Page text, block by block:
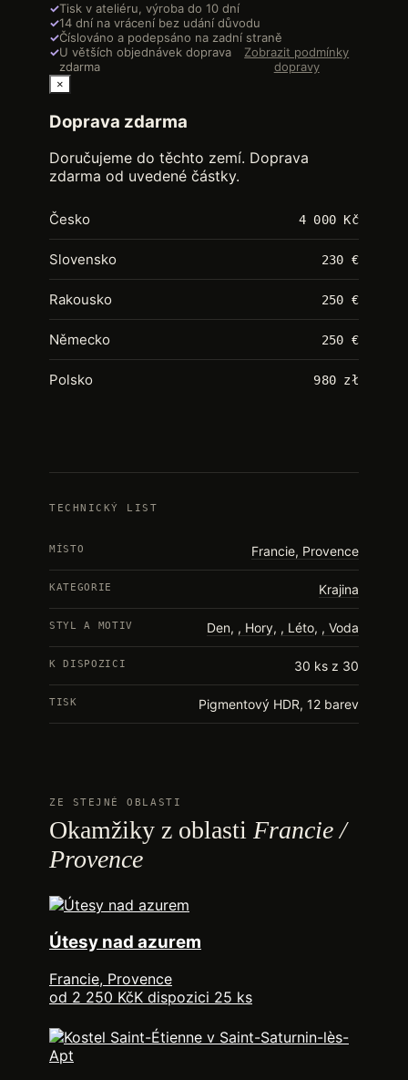
✓Tisk v ateliéru, výroba do 10 dní
✓14 dní na vrácení bez udání důvodu
✓Číslováno a podepsáno na zadní straně
✓U větších objednávek doprava
zdarma
Zobrazit podmínky
dopravy
×
Doprava zdarma
Doručujeme do těchto zemí. Doprava
zdarma od uvedené částky.
Česko 4 000 Kč
Slovensko 230 €
Rakousko 250 €
Německo 250 €
Polsko 980 zł
TECHNICKÝ LIST
MÍSTO Francie, Provence
KATEGORIE Krajina
STYL A MOTIV Den, Hory, Léto, Voda
K DISPOZICI 30 ks z 30
TISK Pigmentový HDR, 12 barev
ZE STEJNÉ OBLASTI
Okamžiky z oblasti Francie /
Provence
Útesy nad azurem
Francie, Provence
od 2 250 KčK dispozici 25 ks